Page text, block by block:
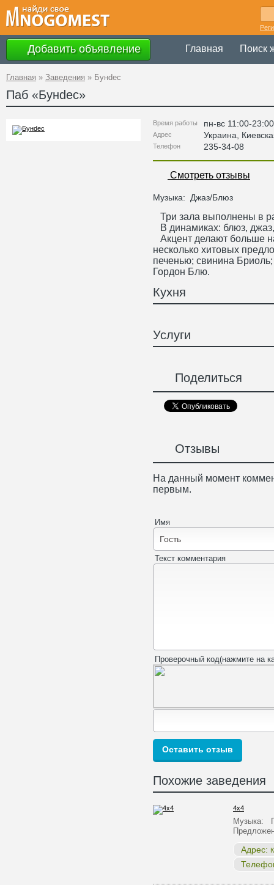
Добавить объявление Главная Поиск
Главная » Заведения » Бунdec
Паб «Бунdec»
Время работы пн-вс 11:00-23:00
Адрес Украина
Телефон 235-34-08
Смотреть отзывы
Музыка: Джаз/Блюз
Три зала выполнены в
В динамиках: блюз,
Акцент делают больше
несколько хитовых
печенью; свинина Бриоль;
Гордон Блю.
Кухня
Услуги
Поделиться
Отзывы
На данный момент
первым.
Имя
Текст комментария
Проверочный код(нажмите на
Похожие заведения
4x4
Музыка:
Адрес: